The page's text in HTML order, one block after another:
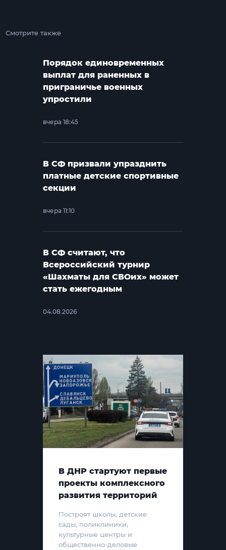
Смотрите также
Порядок единовременных
выплат для раненных в
приграничье военных
упростили
вчера 18:45
В СФ призвали упразднить
платные детские спортивные
секции
вчера 11:10
В СФ считают, что
Всероссийский турнир
«Шахматы для СВОих» может
стать ежегодным
04.08.2026
В ДНР стартуют первые
проекты комплексного
развития территорий
Построят школы, детские
сады, поликлиники,
культурные центры и
общественно-деловые